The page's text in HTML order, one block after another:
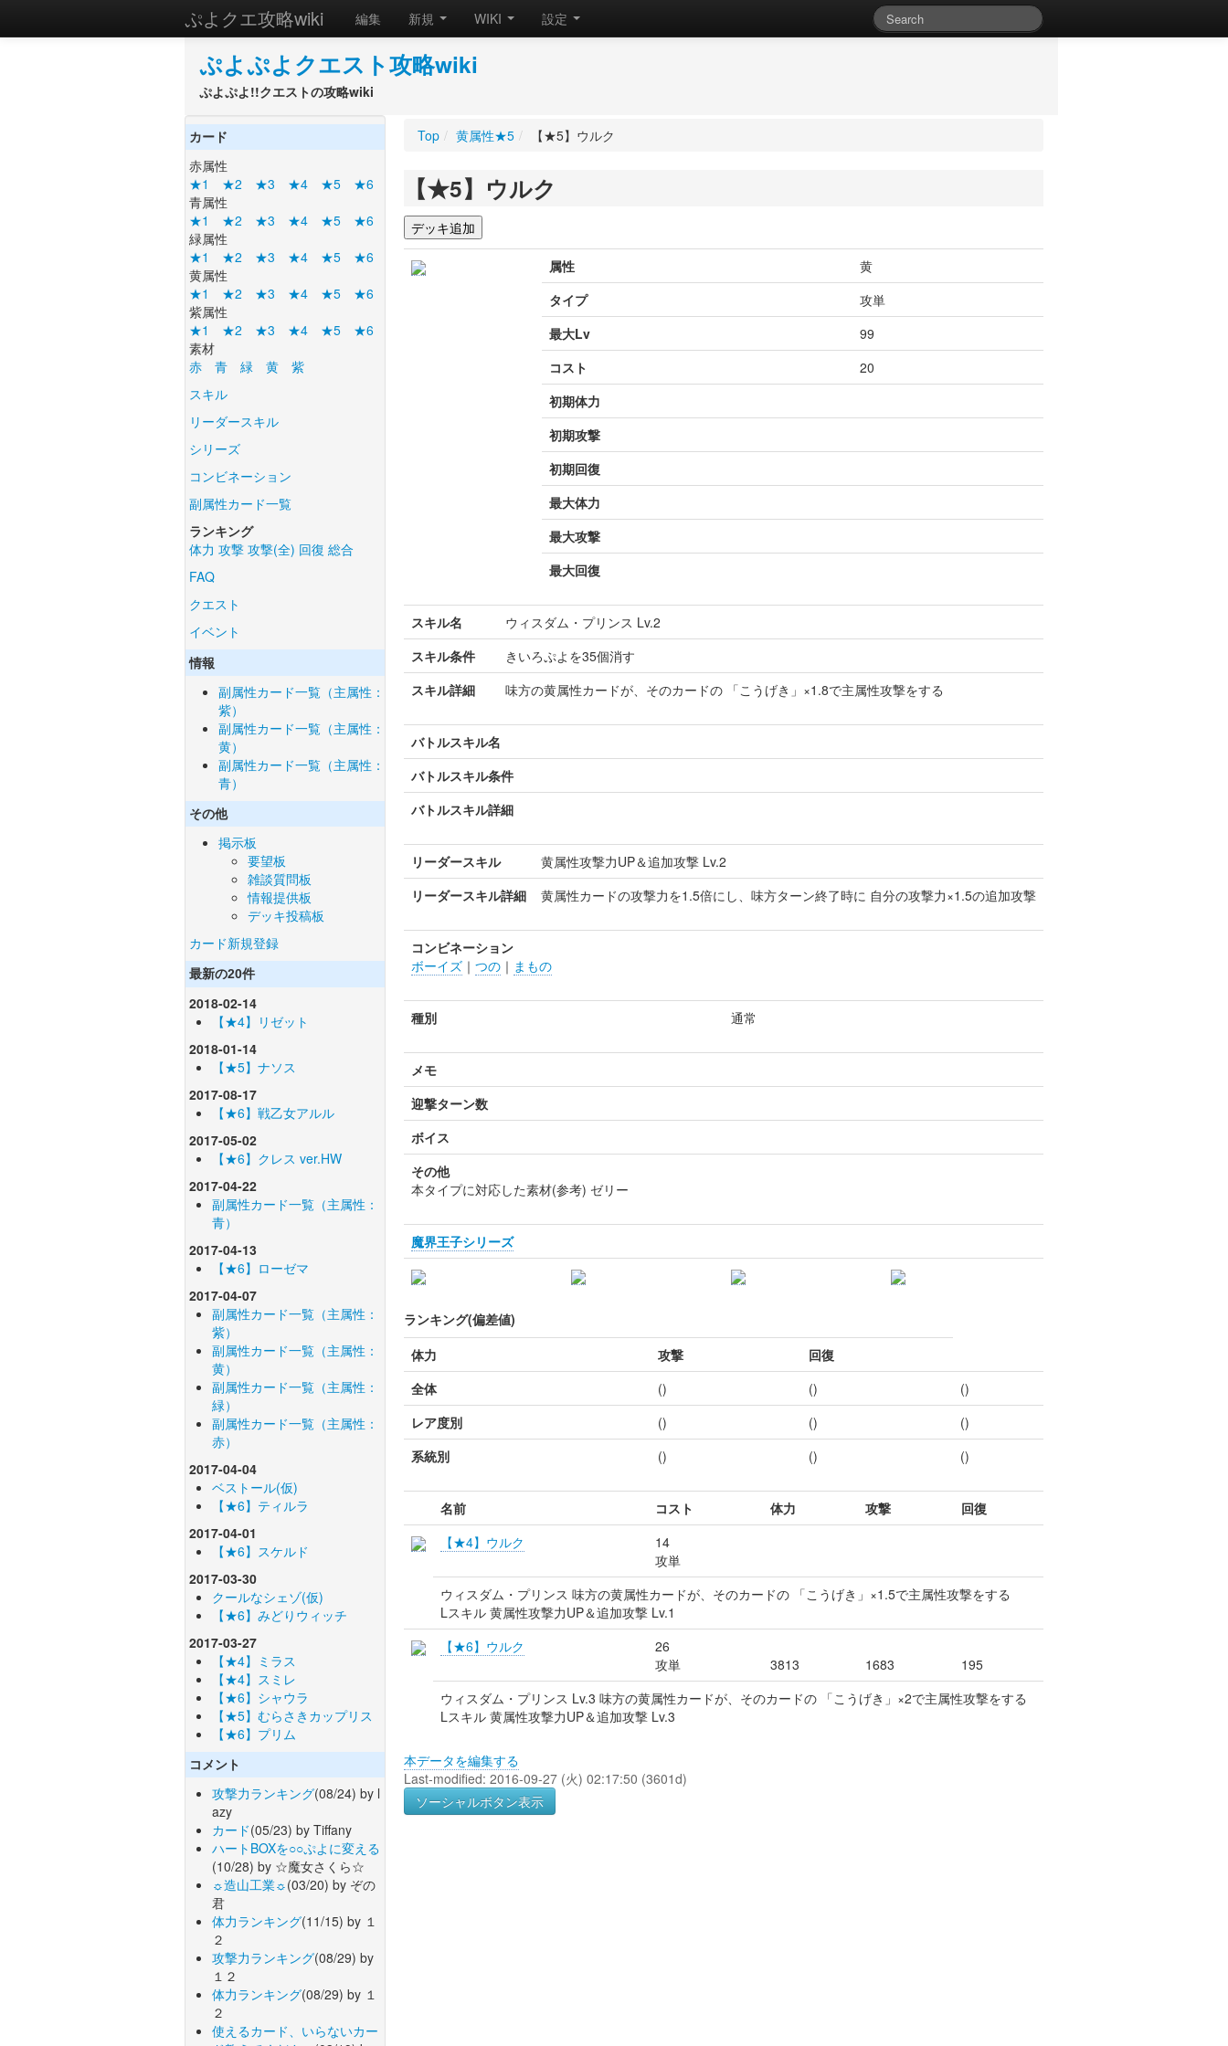
ぷよクエ攻略wiki 編集 新規 WIKI 設定
ぷよぷよクエスト攻略wiki
ぷよぷよ!!クエストの攻略wiki
カード
赤属性
★1
★2 ★3 ★4 ★5
★6
青属性
★1
★2 ★3 ★4 ★5
★6
緑属性
★1
★2 ★3 ★4 ★5
★6
黄属性
★1
★2 ★3 ★4 ★5
★6
紫属性
★1
★2 ★3 ★4 ★5
★6
素材
赤
青 緑 黄
紫
スキル
リーダースキル
シリーズ
コンビネーション
副属性カード一覧
ランキング
体力 攻撃 攻撃(全) 回復 総合
FAQ
クエスト
イベント
情報
副属性カード一覧（主属性：
紫）
副属性カード一覧（主属性：
黄）
副属性カード一覧（主属性：
青）
その他
掲示板
要望板
雑談質問板
情報提供板
デッキ投稿板
カード新規登録
最新の20件
2018-02-14
【★4】リゼット
2018-01-14
【★5】ナソス
2017-08-17
【★6】戦乙女アルル
2017-05-02
【★6】クレス ver.HW
2017-04-22
副属性カード一覧（主属性：
青）
2017-04-13
【★6】ローゼマ
2017-04-07
副属性カード一覧（主属性：
紫）
副属性カード一覧（主属性：
黄）
副属性カード一覧（主属性：
緑）
副属性カード一覧（主属性：
赤）
2017-04-04
ベストール(仮)
【★6】ティルラ
2017-04-01
【★6】スケルド
2017-03-30
クールなシェゾ(仮)
【★6】みどりウィッチ
2017-03-27
【★4】ミラス
【★4】スミレ
【★6】シャウラ
【★5】むらさきカップリス
【★6】プリム
コメント
攻撃力ランキング(08/24) by l
azy
カード(05/23) by Tiffany
ハートBOXを○○ぷよに変える
(10/28) by ☆魔女さくら☆
☼造山工業☼(03/20) by ぞの
君
体力ランキング(11/15) by １
２
攻撃力ランキング(08/29) by
１２
体力ランキング(08/29) by １
２
使えるカード、いらないカー
Top / 黄属性★5 / 【★5】ウルク
【★5】ウルク
属性
黄
タイプ
攻単
最大Lv
99
コスト
20
初期体力
初期攻撃
初期回復
最大体力
最大攻撃
最大回復
スキル名
ウィスダム・プリンス Lv.2
スキル条件
きいろぷよを35個消す
スキル詳細
味方の黄属性カードが、そのカードの 「こうげき」×1.8で主属性攻撃をする
バトルスキル名
バトルスキル条件
バトルスキル詳細
リーダースキル
黄属性攻撃力UP＆追加攻撃 Lv.2
リーダースキル詳細
黄属性カードの攻撃力を1.5倍にし、味方ターン終了時に 自分の攻撃力×1.5の追加攻撃
コンビネーション
ボーイズ ｜ つの ｜ まもの
種別 通常
メモ
迎撃ターン数
ボイス
その他
本タイプに対応した素材(参考) ゼリー
魔界王子シリーズ
ランキング(偏差値)
体力
攻撃
回復
全体
() ()
()
レア度別
() ()
()
系統別
() () ()
名前 コスト 体力 攻撃
回復
【★4】ウルク
14
攻単
ウィスダム・プリンス 味方の黄属性カードが、そのカードの 「こうげき」×1.5で主属性攻撃をする
Lスキル 黄属性攻撃力UP＆追加攻撃 Lv.1
【★6】ウルク
26
攻単
3813 1683
195
ウィスダム・プリンス Lv.3 味方の黄属性カードが、そのカードの 「こうげき」×2で主属性攻撃をする
Lスキル 黄属性攻撃力UP＆追加攻撃 Lv.3
本データを編集する
Last-modified: 2016-09-27 (火) 02:17:50 (3601d)
ソーシャルボタン表示